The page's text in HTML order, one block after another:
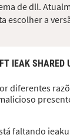
de dll.
escolher a
IEAK SHARED
diferentes
faltando